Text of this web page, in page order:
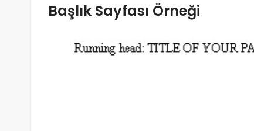
Başlık Sayfası Örneği